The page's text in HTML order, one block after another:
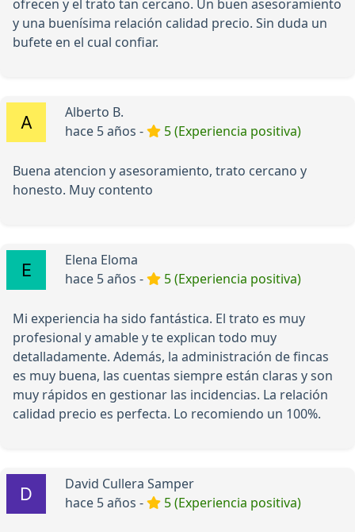
ofrecen y el trato tan cercano. Un buen asesoramiento
y una buenísima relación calidad precio. Sin duda un
bufete en el cual confiar.
Alberto B.
hace 5 años -
5 (Experiencia positiva)
Buena atencion y asesoramiento, trato cercano y
honesto. Muy contento
Elena Eloma
hace 5 años -
5 (Experiencia positiva)
Mi experiencia ha sido fantástica. El trato es muy
profesional y amable y te explican todo muy
detalladamente. Además, la administración de fincas
es muy buena, las cuentas siempre están claras y son
muy rápidos en gestionar las incidencias. La relación
calidad precio es perfecta. Lo recomiendo un 100%.
David Cullera Samper
hace 5 años -
5 (Experiencia positiva)